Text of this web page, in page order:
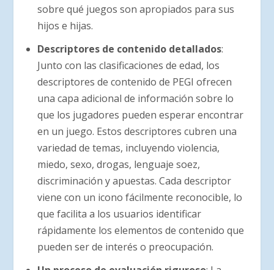
sobre qué juegos son apropiados para sus
hijos e hijas.
Descriptores de contenido detallados:
Junto con las clasificaciones de edad, los
descriptores de contenido de PEGI ofrecen
una capa adicional de información sobre lo
que los jugadores pueden esperar encontrar
en un juego. Estos descriptores cubren una
variedad de temas, incluyendo violencia,
miedo, sexo, drogas, lenguaje soez,
discriminación y apuestas. Cada descriptor
viene con un icono fácilmente reconocible, lo
que facilita a los usuarios identificar
rápidamente los elementos de contenido que
pueden ser de interés o preocupación.